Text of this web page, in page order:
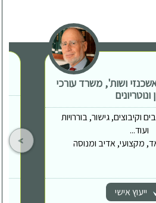
ושות', משרד עורכי
ונוטריונים
וקיבוצים, גישור, בוררויות
ועוד...
מקצועי, אדיב ומנוסה
ייעוץ אישי